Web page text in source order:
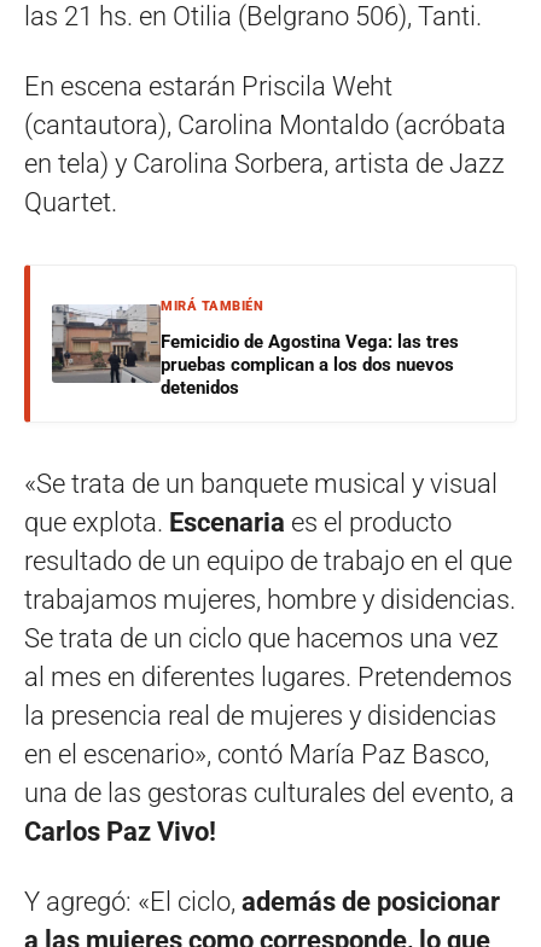
las 21 hs. en Otilia (Belgrano 506), Tanti.
En escena estarán Priscila Weht
(cantautora), Carolina Montaldo (acróbata
en tela) y Carolina Sorbera, artista de Jazz
Quartet.
MIRÁ TAMBIÉN
Femicidio de Agostina Vega: las tres
pruebas complican a los dos nuevos
detenidos
«Se trata de un banquete musical y visual
que explota. Escenaria es el producto
resultado de un equipo de trabajo en el que
trabajamos mujeres, hombre y disidencias.
Se trata de un ciclo que hacemos una vez
al mes en diferentes lugares. Pretendemos
la presencia real de mujeres y disidencias
en el escenario», contó María Paz Basco,
una de las gestoras culturales del evento, a
Carlos Paz Vivo!
Y agregó: «El ciclo, además de posicionar
a las mujeres como corresponde, lo que